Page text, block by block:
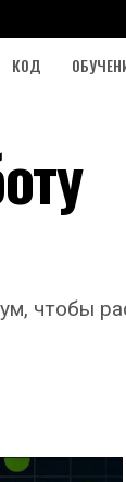
КОД
чтобы